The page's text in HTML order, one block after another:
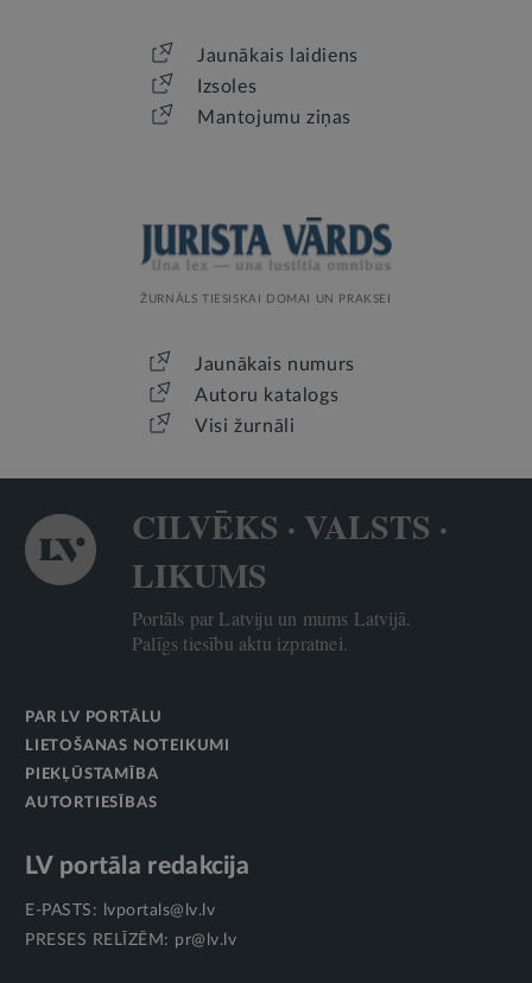
Jaunākais laidiens
Izsoles
Mantojumu ziņas
ŽURNĀLS TIESISKAI DOMAI UN PRAKSEI
Jaunākais numurs
Autoru katalogs
Visi žurnāli
CILVĒKS · VALSTS ·
LIKUMS
Portāls par Latviju un mums Latvijā.
Palīgs tiesību aktu izpratnei.
PAR LV PORTĀLU
LIETOŠANAS NOTEIKUMI
PIEKĻŪSTAMĪBA
AUTORTIESĪBAS
LV portāla redakcija
E-PASTS:
lvportals@lv.lv
PRESES RELĪZĒM: pr@lv.lv